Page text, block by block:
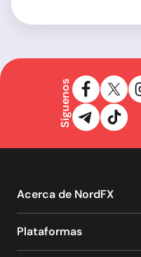
Síguenos
Acerca de NordFX
Plataformas